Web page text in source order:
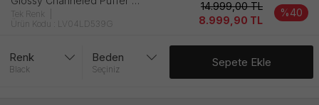
Tek Renk
Ürün Kodu : LV04LD539G
14.999,00TL
8.999,90 TL
%40
Renk
Black
Beden
Seçiniz
Sepete Ekle